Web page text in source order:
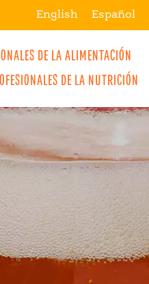
English Español
DE LA ALIMENTACIÓN
DE LA NUTRICIÓN